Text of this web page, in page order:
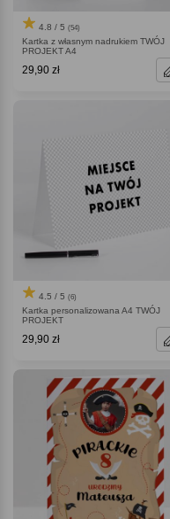
4.8 / 5 (54)
Kartka z własnym nadrukiem TWÓJ
PROJEKT A4
29,90 zł
4.5 / 5 (6)
Kartka personalizowana A4 TWÓJ
PROJEKT
29,90 zł